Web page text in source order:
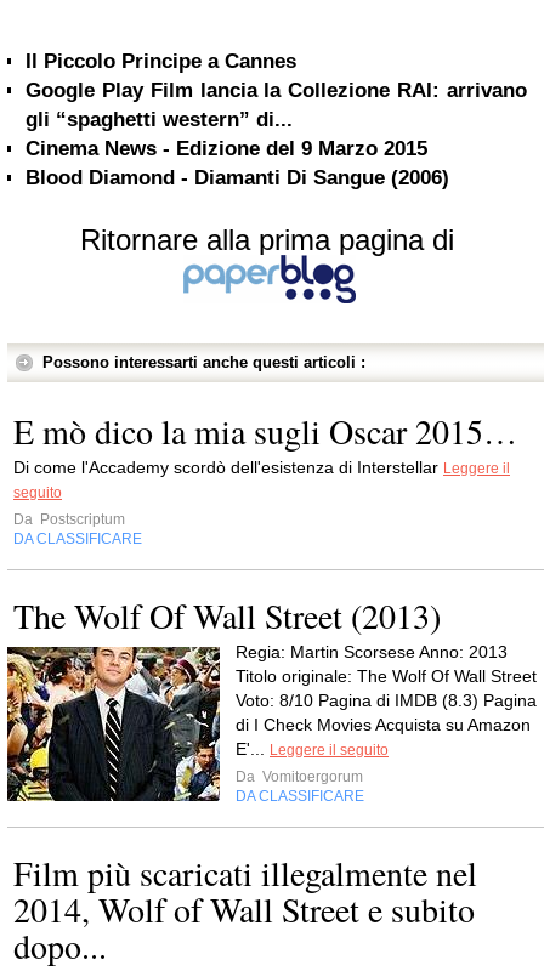
Il Piccolo Principe a Cannes
Google Play Film lancia la Collezione RAI: arrivano
gli “spaghetti western” di...
Cinema News - Edizione del 9 Marzo 2015
Blood Diamond - Diamanti Di Sangue (2006)
Ritornare alla prima pagina di
Possono interessarti anche questi articoli :
E mò dico la mia sugli Oscar 2015…
Di come l'Accademy scordò dell'esistenza di Interstellar Leggere il
seguito
Da Postscriptum
DA CLASSIFICARE
The Wolf Of Wall Street (2013)
Regia: Martin Scorsese Anno: 2013
Titolo originale: The Wolf Of Wall Street
Voto: 8/10 Pagina di IMDB (8.3) Pagina
di I Check Movies Acquista su Amazon
E'...
Leggere il seguito
Da Vomitoergorum
DA CLASSIFICARE
Film più scaricati illegalmente nel
2014, Wolf of Wall Street e subito
dopo...